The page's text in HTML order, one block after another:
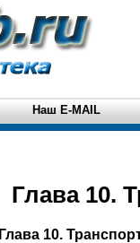
Наш E-MAIL
Глава 10.
Глава 10.